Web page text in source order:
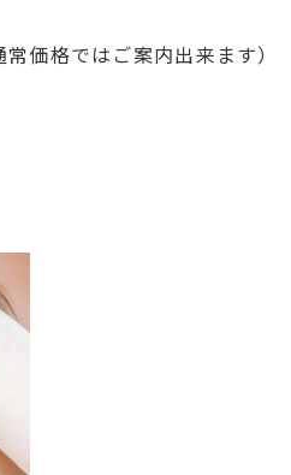
価格ではご案内出来ます）